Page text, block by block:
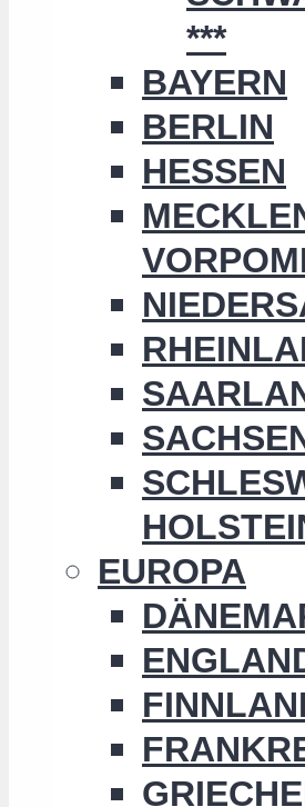
***
BAYERN
BERLIN
HESSEN
EUROPA